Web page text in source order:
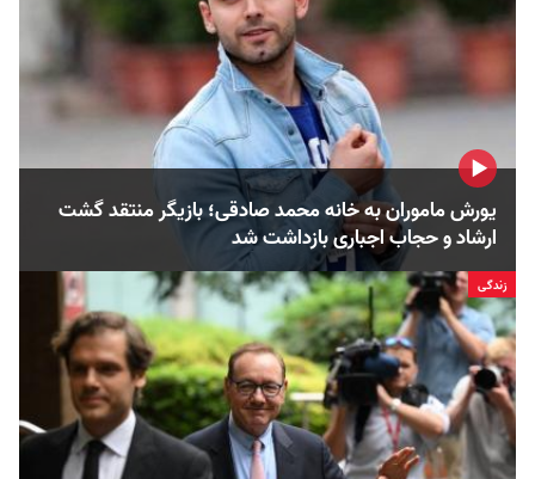
یورش ماموران به خانه محمد صادقی؛ بازیگر منتقد گشت
ارشاد و حجاب اجباری بازداشت شد
زندگی